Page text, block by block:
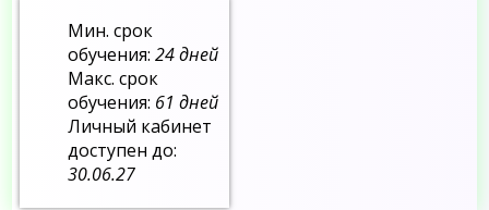
Мин. срок
обучения:24 дней
Макс. срок
обучения: 61 дней
Личный кабинет
доступен до:
30.06.27